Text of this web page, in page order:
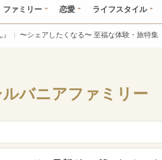
ファミリー 恋愛 ライフスタイル
〜シェアしたくなる〜 至福な体験・旅特集
ルバニアファミリー